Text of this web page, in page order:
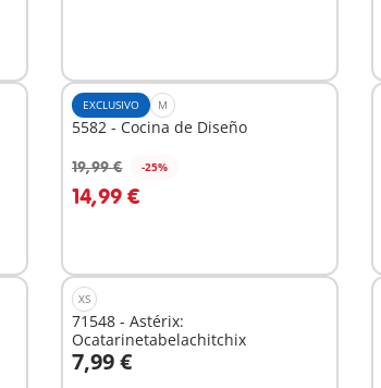
EXCLUSIVO M
5582 - Cocina de Diseño
19,99 € -25%
14,99 €
XS
71548 - Astérix:
Ocatarinetabelachitchix
7,99 €
A la cesta